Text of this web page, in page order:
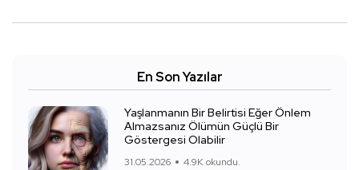
En Son Yazılar
Yaşlanmanın Bir Belirtisi Eğer Önlem
Almazsanız Ölümün Güçlü Bir
Göstergesi Olabilir
31.05.2026 4.9K okundu.